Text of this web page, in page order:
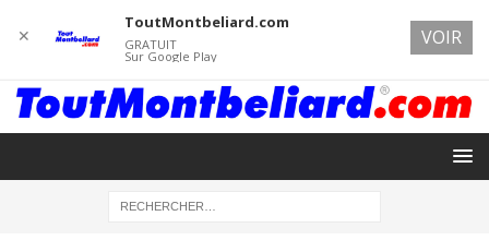
✕
ToutMontbeliard.com
GRATUIT
Sur Google Play
VOIR